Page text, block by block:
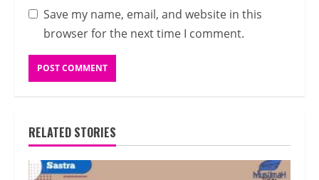
Save my name, email, and website in this
browser for the next time I comment.
RELATED STORIES